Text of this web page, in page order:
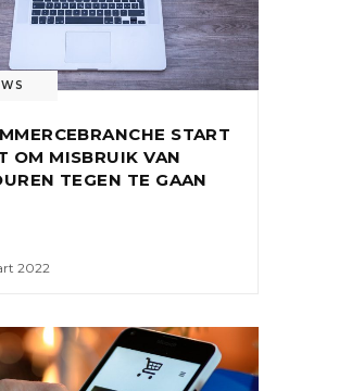
START
OM MISBRUIK VAN
TEGEN TE GAAN
2022